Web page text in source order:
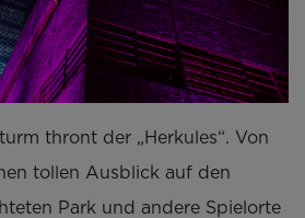
thront der „Herkules“. Von
tollen Ausblick auf den
Park und andere Spielorte